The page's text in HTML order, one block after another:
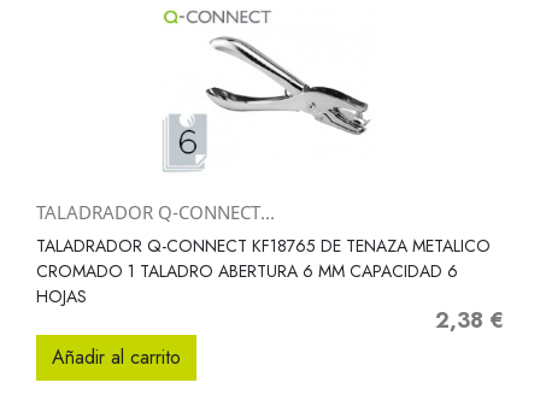
TALADRADOR Q-CONNECT...
TALADRADOR Q-CONNECT KF18765 DE TENAZA METALICO
CROMADO 1 TALADRO ABERTURA 6 MM CAPACIDAD 6
HOJAS
Precio
2,38 €
Añadir al carrito